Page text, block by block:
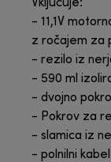
Vključuje:
- 11,1V
z ročajem za
- rezilo iz
- 590 ml
- dvojno
- Pokrov za
- slamica iz
- polnilni